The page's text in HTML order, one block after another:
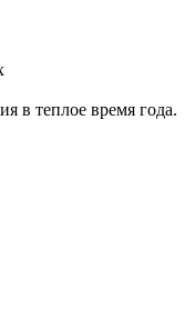
в теплое время года.